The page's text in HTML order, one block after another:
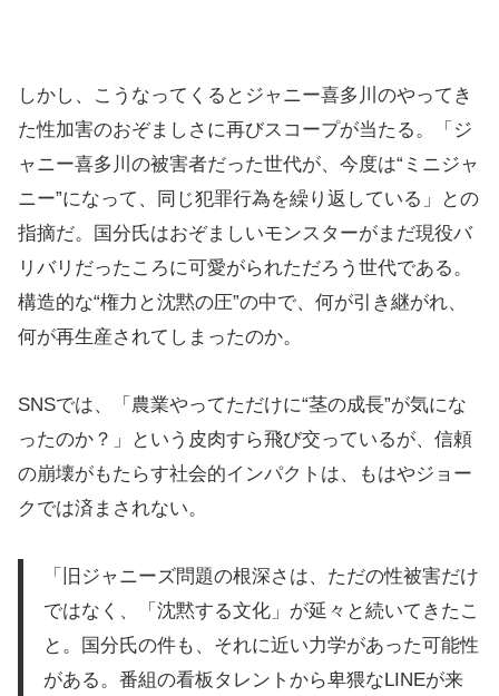
しかし、こうなってくるとジャニー喜多川のやってき
た性加害のおぞましさに再びスコープが当たる。「ジ
ャニー喜多川の被害者だった世代が、今度は“ミニジャ
ニー”になって、同じ犯罪行為を繰り返している」との
指摘だ。国分氏はおぞましいモンスターがまだ現役バ
リバリだったころに可愛がられただろう世代である。
構造的な“権力と沈黙の圧”の中で、何が引き継がれ、
何が再生産されてしまったのか。
SNSでは、「農業やってただけに“茎の成長”が気にな
ったのか？」という皮肉すら飛び交っているが、信頼
の崩壊がもたらす社会的インパクトは、もはやジョー
クでは済まされない。
「旧ジャニーズ問題の根深さは、ただの性被害だけ
ではなく、「沈黙する文化」が延々と続いてきたこ
と。国分氏の件も、それに近い力学があった可能性
がある。番組の看板タレントから卑猥なLINEが来